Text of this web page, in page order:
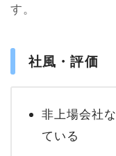
す。
社風・評価
非上場会社
ている